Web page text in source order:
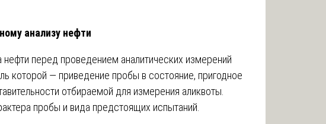
анализу нефти
перед проведением аналитических измерений
которой — приведение пробы в состояние, пригодное
отбираемой для измерения аликвоты.
пробы и вида предстоящих испытаний.